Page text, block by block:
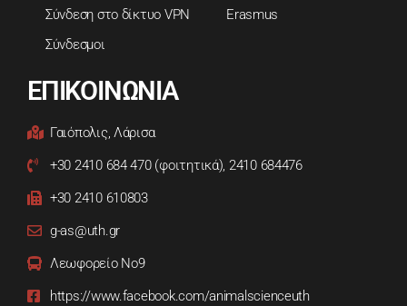
Σύνδεση στο δίκτυο VPN
Erasmus
Σύνδεσμοι
ΕΠΙΚΟΙΝΩΝΙΑ
Γαιόπολις, Λάρισα
+30 2410 684 470 (φοιτητικά), 2410 684476
+30 2410 610803
g-as@uth.gr
Λεωφορείο Νο9
https://www.facebook.com/animalscienceuth